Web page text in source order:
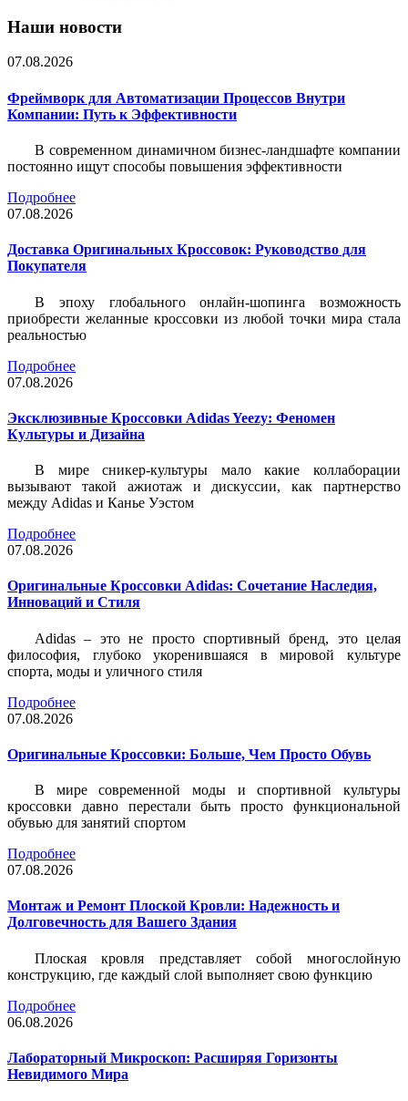
Наши новости
07.08.2026
Фреймворк для Автоматизации Процессов Внутри
Компании: Путь к Эффективности
В современном динамичном бизнес-ландшафте компании
постоянно ищут способы повышения эффективности
Подробнее
07.08.2026
Доставка Оригинальных Кроссовок: Руководство для
Покупателя
В эпоху глобального онлайн-шопинга возможность
приобрести желанные кроссовки из любой точки мира стала
реальностью
Подробнее
07.08.2026
Эксклюзивные Кроссовки Adidas Yeezy: Феномен
Культуры и Дизайна
В мире сникер-культуры мало какие коллаборации
вызывают такой ажиотаж и дискуссии, как партнерство
между Adidas и Канье Уэстом
Подробнее
07.08.2026
Оригинальные Кроссовки Adidas: Сочетание Наследия,
Инноваций и Стиля
Adidas – это не просто спортивный бренд, это целая
философия, глубоко укоренившаяся в мировой культуре
спорта, моды и уличного стиля
Подробнее
07.08.2026
Оригинальные Кроссовки: Больше, Чем Просто Обувь
В мире современной моды и спортивной культуры
кроссовки давно перестали быть просто функциональной
обувью для занятий спортом
Подробнее
07.08.2026
Монтаж и Ремонт Плоской Кровли: Надежность и
Долговечность для Вашего Здания
Плоская кровля представляет собой многослойную
конструкцию, где каждый слой выполняет свою функцию
Подробнее
06.08.2026
Лабораторный Микроскоп: Расширяя Горизонты
Невидимого Мира